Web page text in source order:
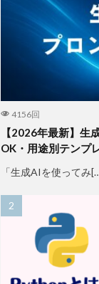
4156回
【2026年最新】生
OK・用途別テンプ
「生成AIを使ってみ